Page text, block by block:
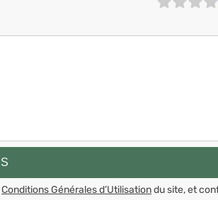
Conditions Générales d’Utilisationdu site, et